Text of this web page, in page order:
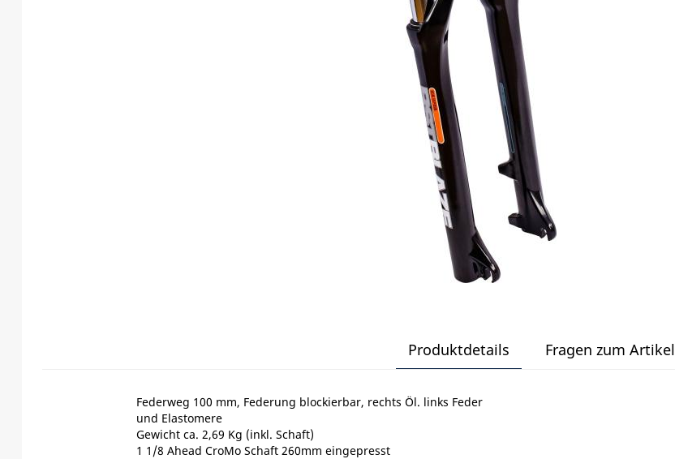
Produktdetails Fragen zum Artikel
Federweg 100 mm, Federung blockierbar, rechts Öl. links Feder
und Elastomere
Gewicht ca. 2,69 Kg (inkl. Schaft)
1 1/8 Ahead CroMo Schaft 260mm eingepresst